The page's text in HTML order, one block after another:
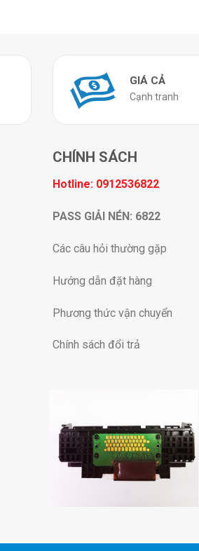
GIÁ CẢ
Cạnh tranh
CHÍNH SÁCH
Hotline: 0912536822
PASS GIẢI NÉN: 6822
Các câu hỏi thường gặp
Hướng dẫn đặt hàng
Phương thức vận chuyển
Chính sách đổi trả